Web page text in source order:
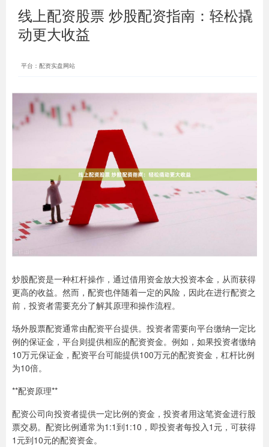
线上配资股票 炒股配资指南：轻松撬
动更大收益
平台：配资实盘网站
炒股配资是一种杠杆操作，通过借用资金放大投资本金，从而获得
更高的收益。然而，配资也伴随着一定的风险，因此在进行配资之
前，投资者需要充分了解其原理和操作流程。
场外股票配资通常由配资平台提供。投资者需要向平台缴纳一定比
例的保证金，平台则提供相应的配资资金。例如，如果投资者缴纳
10万元保证金，配资平台可能提供100万元的配资资金，杠杆比例
为10倍。
**配资原理**
配资公司向投资者提供一定比例的资金，投资者用这笔资金进行股
票交易。配资比例通常为1:1到1:10，即投资者每投入1元，可获得
1元到10元的配资资金。